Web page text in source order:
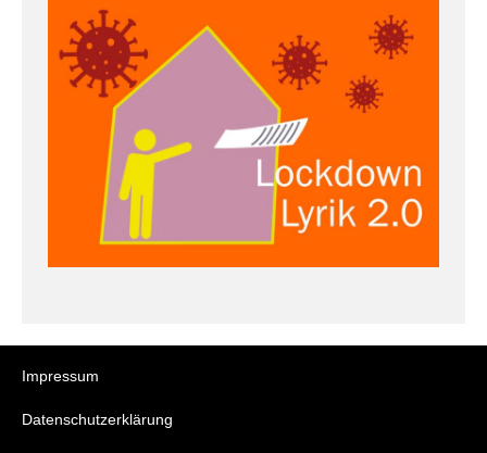
Impressum
Datenschutzerklärung